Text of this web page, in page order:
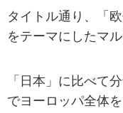
タイトル通り、「
をテーマにしたマ
「日本」に比べて
でヨーロッパ全体